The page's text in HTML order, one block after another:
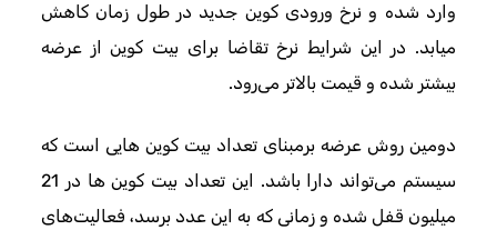
وارد شده و نرخ ورودی کوین جدید در طول زمان کاهش
میابد. در این شرایط نرخ تقاضا برای بیت کوین از عرضه
بیشتر شده و قیمت بالاتر می‌رود.
دومین روش عرضه برمبنای تعداد بیت کوین‌ هایی است که
سیستم می‌تواند دارا باشد. این تعداد بیت کوین‌ ها در 21
میلیون قفل شده و زمانی که به این عدد برسد، فعالیت‌های